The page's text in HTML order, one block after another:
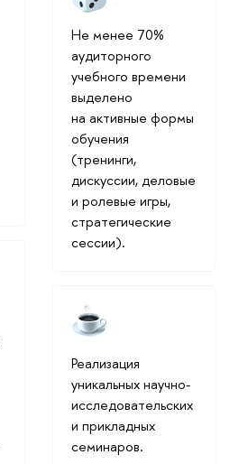
Не менее 70%
аудиторного
учебного времени
выделено
на активные формы
обучения
(тренинги,
дискуссии, деловые
и ролевые игры,
стратегические
сессии).
Реализация
уникальных научно-
исследовательских
и прикладных
семинаров.